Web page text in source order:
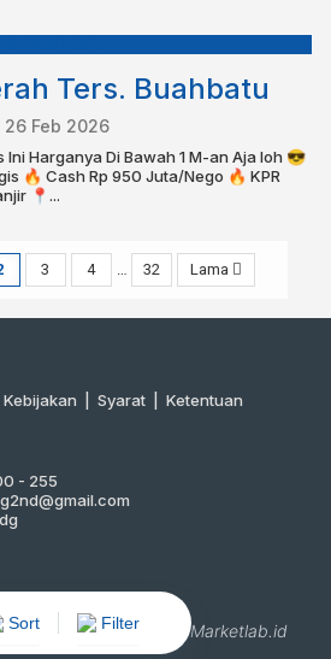
Ters. Buahbatu
Feb 2026
Harganya Di Bawah 1 M-an Aja loh 😎
🔥 Cash Rp 950 Juta/Nego 🔥 KPR
⁣⁣📍...
3 4 … 32 Lama
Kebijakan | Syarat Ketentuan
- 255
Rumah Bandung -Marketlab.id
Sort Filter